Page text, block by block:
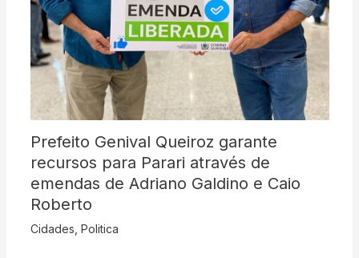
Prefeito Genival Queiroz garante
recursos para Parari através de
emendas de Adriano Galdino e Caio
Roberto
Cidades Politica